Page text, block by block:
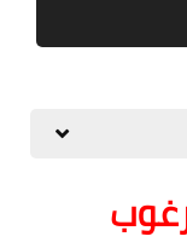
والجمال